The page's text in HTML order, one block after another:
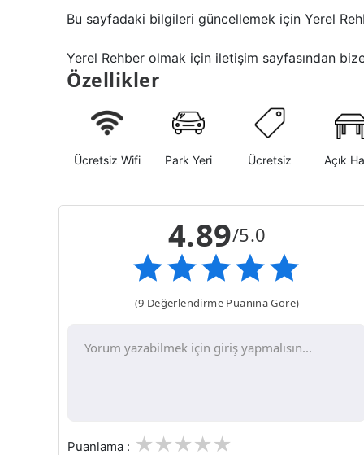
Bu sayfadaki bilgileri güncellemek için Yerel
Yerel Rehber olmak için iletişim sayfasından
Özellikler
Ücretsiz Wifi Park Yeri Ücretsiz Açık
4.89/5.0
(9 Değerlendirme Puanına Göre)
Puanlama : 3
2
1